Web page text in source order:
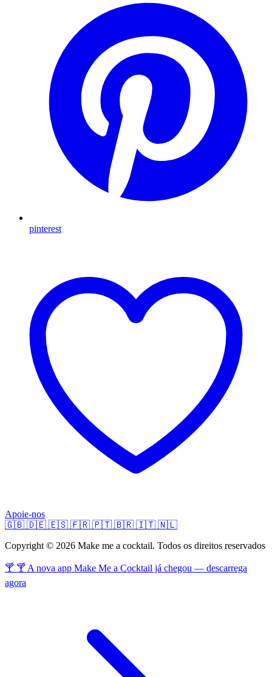
pinterest
Apoie-nos
🇬🇧 🇩🇪 🇪🇸 🇫🇷 🇵🇹 🇧🇷 🇮🇹 🇳🇱
Copyright © 2026 Make me a cocktail. Todos os direitos reservados
🍸 🍸 A nova app Make Me a Cocktail já chegou — descarrega
agora